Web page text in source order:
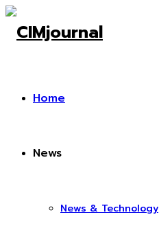
Home
News
News & Technology